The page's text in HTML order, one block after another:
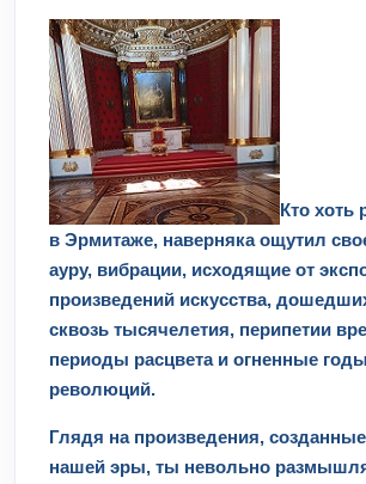
Кто хоть
в Эрмитаже, наверняка ощутил
ауру, вибрации, исходящие от
произведений искусства,
сквозь тысячелетия, перипетии
периоды расцвета и огненные годы
революций.
Глядя на произведения,
нашей эры, ты невольно